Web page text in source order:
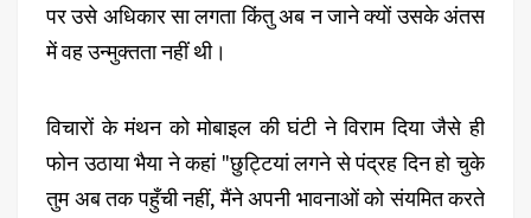
पर उसे अधिकार सा लगता किंतु अब न जाने क्यों उसके अंतस
में वह उन्मुक्तता नहीं थी।
विचारों के मंथन को मोबाइल की घंटी ने विराम दिया जैसे ही
फोन उठाया भैया ने कहां "छुट्टियां लगने से पंद्रह दिन हो चुके
तुम अब तक पहुँची नहीं, मैंने अपनी भावनाओं को संयमित करते